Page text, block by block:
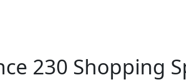
230 Shopping